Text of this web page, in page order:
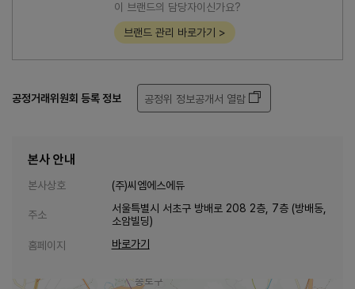
이 브랜드의 담당자이신가요?
브랜드 관리 바로가기 >
공정거래위원회 등록 정보 공정위 정보공개서 열람
본사 안내
본사상호 (주)씨엠에스에듀
주소
서울특별시 서초구 방배로 208 2층, 7층 (방배동,
소암빌딩)
홈페이지
바로가기